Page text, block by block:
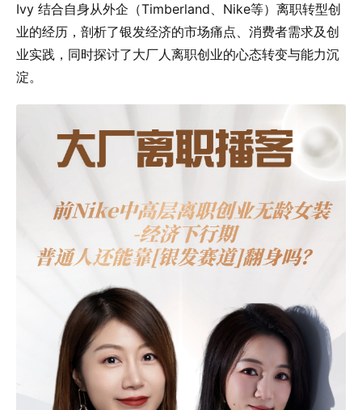
Ivy 结合自身从外企（Timberland、Nike等）离职转型创
业的经历，剖析了银发经济的市场痛点、消费者需求及创
业实践，同时探讨了大厂人离职创业的心态转变与能力沉
淀。